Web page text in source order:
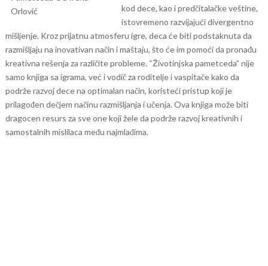
kod dece, kao i predčitalačke veštine,
istovremeno razvijajući divergentno
mišljenje. Kroz prijatnu atmosferu igre, deca će biti podstaknuta da
razmišljaju na inovativan način i maštaju, što će im pomoći da pronađu
kreativna rešenja za različite probleme. “Životinjska pametceda” nije
samo knjiga sa igrama, već i vodič za roditelje i vaspitače kako da
podrže razvoj dece na optimalan način, koristeći pristup koji je
prilagođen dečjem načinu razmišljanja i učenja. Ova knjiga može biti
dragocen resurs za sve one koji žele da podrže razvoj kreativnih i
samostalnih mislilaca među najmlađima.